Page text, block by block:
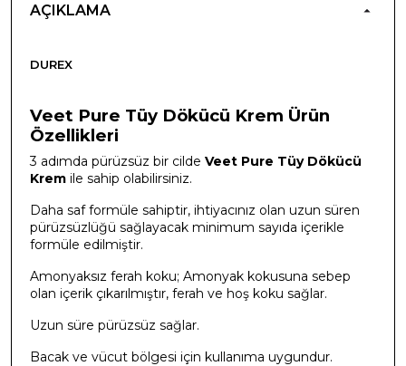
AÇIKLAMA
DUREX
Veet Pure Tüy Dökücü Krem Ürün
Özellikleri
3 adımda pürüzsüz bir cilde Veet Pure Tüy Dökücü
Krem ile sahip olabilirsiniz.
Daha saf formüle sahiptir, ihtiyacınız olan uzun süren
pürüzsüzlüğü sağlayacak minimum sayıda içerikle
formüle edilmiştir.
Amonyaksız ferah koku; Amonyak kokusuna sebep
olan içerik çıkarılmıştır, ferah ve hoş koku sağlar.
Uzun süre pürüzsüz sağlar.
Bacak ve vücut bölgesi için kullanıma uygundur.